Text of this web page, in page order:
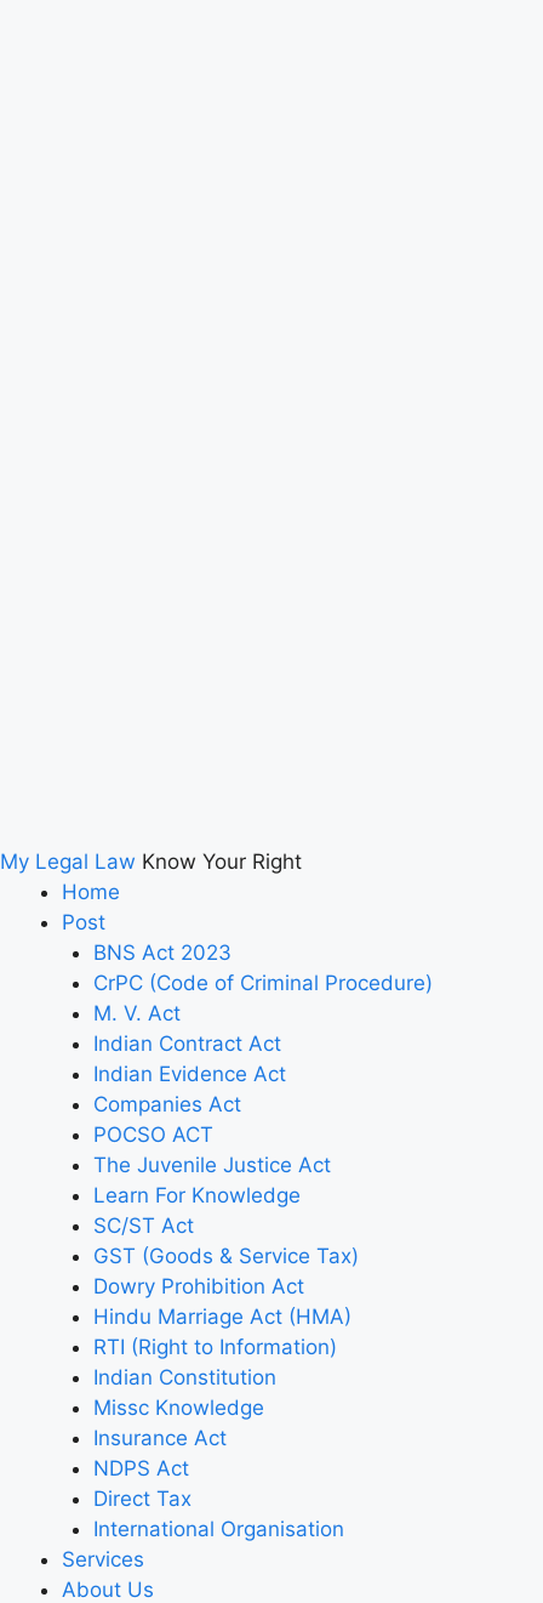
My Legal Law Know Your Right
Home
Post
BNS Act 2023
CrPC (Code of Criminal Procedure)
M. V. Act
Indian Contract Act
Indian Evidence Act
Companies Act
POCSO ACT
The Juvenile Justice Act
Learn For Knowledge
SC/ST Act
GST (Goods & Service Tax)
Dowry Prohibition Act
Hindu Marriage Act (HMA)
RTI (Right to Information)
Indian Constitution
Missc Knowledge
Insurance Act
NDPS Act
Direct Tax
International Organisation
Services
About Us